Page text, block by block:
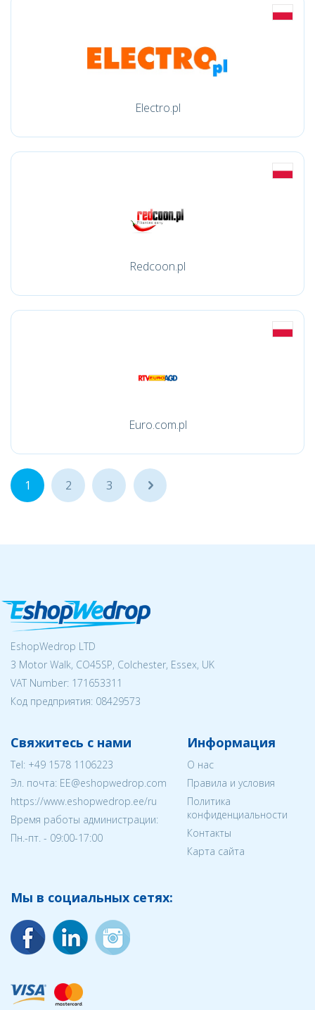
Electro.pl
Redcoon.pl
Euro.com.pl
1 2 3 ...
EshopWedrop LTD
3 Motor Walk, CO45SP, Colchester, Essex, UK
VAT Number: 171653311
Код предприятия: 08429573
Свяжитесь с нами
Tel: +49 1578 1106223
Эл. почта: EE@eshopwedrop.com
https://www.eshopwedrop.ee/ru
Время работы администрации:
Пн.-пт. - 09:00-17:00
Информация
О нас
Правила и условия
Политика
конфиденциальности
Контакты
Карта сайта
Мы в социальных сетях: